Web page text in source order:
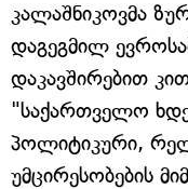
კალაშნიკოვმა
დაგეგმილ
დაკავშირებით
"საქართველო
პოლიტიკური,
უმცირესობების